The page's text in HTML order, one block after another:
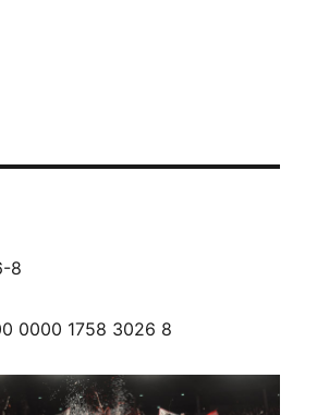
8
0000 1758 3026 8